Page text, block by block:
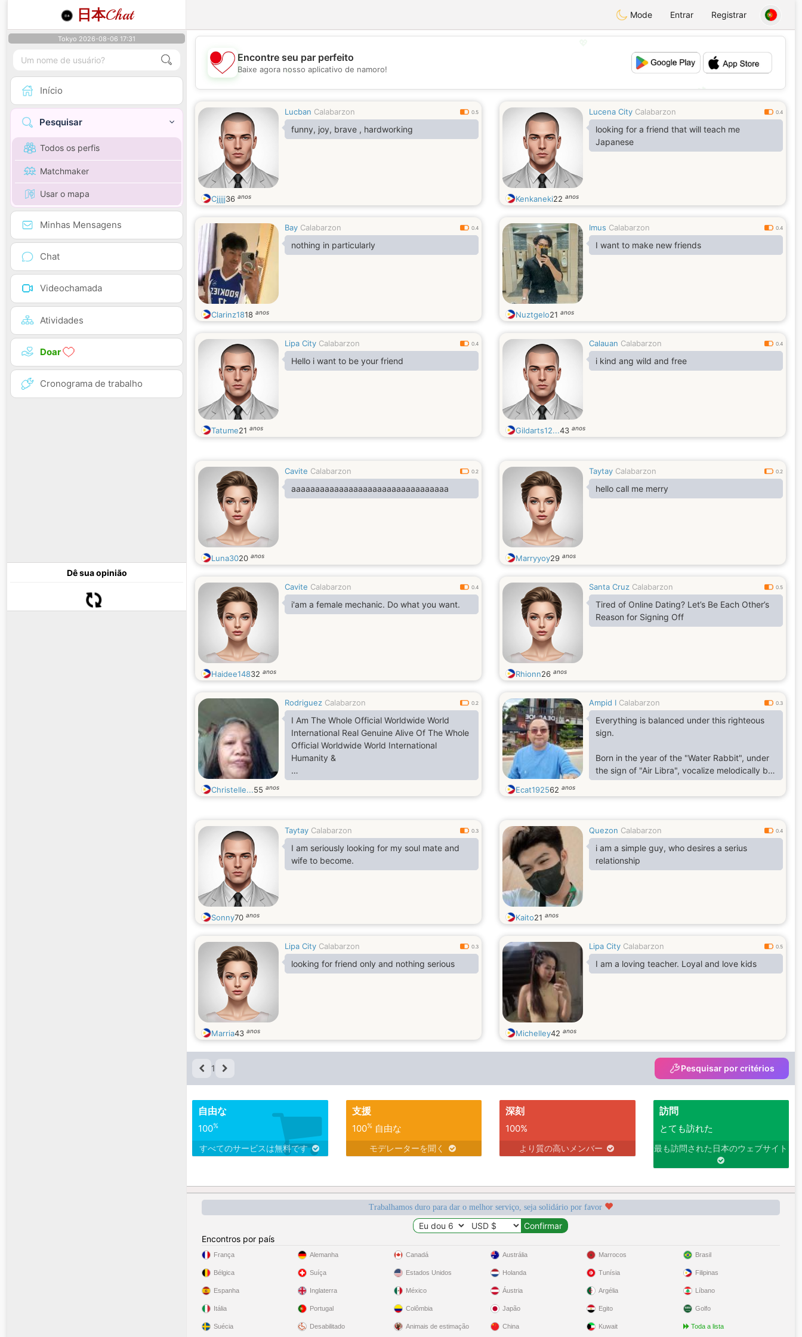
日本Chat Mode Entrar Registrar
Tokyo 2026-08-06 17:31
Início
Pesquisar
Todos os perfis
Matchmaker
Usar o mapa
Minhas Mensagens
Chat
Videochamada
Atividades
Doar
Cronograma de trabalho
Dê sua opinião
💖
💕
Encontre seu par perfeito
Baixe agora nosso aplicativo de namoro!
Lucban Calabarzon 0.5
funny, joy, brave , hardworking
Cjjjjj36 anos
Lucena City Calabarzon 0.4
looking for a friend that will teach me
Japanese
Kenkaneki22 anos
Bay Calabarzon 0.4
nothing in particularly
Clarinz1818 anos
Imus Calabarzon 0.4
I want to make new friends
Nuztgelo21 anos
Lipa City Calabarzon 0.4
Hello i want to be your friend
Tatume21 anos
Calauan Calabarzon 0.4
i kind ang wild and free
Gildarts12...43 anos
Cavite Calabarzon 0.2
aaaaaaaaaaaaaaaaaaaaaaaaaaaaaaaaa
Luna3020 anos
Taytay Calabarzon 0.2
hello call me merry
Marryyoy29 anos
Cavite Calabarzon 0.4
i'am a female mechanic. Do what you want.
Haidee14832 anos
Santa Cruz Calabarzon 0.5
Tired of Online Dating? Let’s Be Each Other’s
Reason for Signing Off
Rhionn26 anos
Rodriguez Calabarzon 0.2
I Am The Whole Official Worldwide World
International Real Genuine Alive Of The Whole
Official Worldwide World International
Humanity &
I Am From The Philippines. My Facebook
My Watsapp Messenger Account is.
+639091196655, So See You Then For I Am
Divorced At Switzerland Europe Really
Christelle...55 anos
Ampid I Calabarzon 0.3
Everything is balanced under this righteous
sign.
Born in the year of the "Water Rabbit", under
the sign of "Air Libra", vocalize melodically by
Green Day's "When September Ends".
Ecat192562 anos
Taytay Calabarzon 0.3
I am seriously looking for my soul mate and
wife to become.
Sonny70 anos
Quezon Calabarzon 0.4
i am a simple guy, who desires a serius
relationship
Kaito21 anos
Lipa City Calabarzon 0.3
looking for friend only and nothing serious
Marria43 anos
Lipa City Calabarzon 0.5
I am a loving teacher. Loyal and love kids
Michelley42 anos
1 Pesquisar por critérios
自由な
100%
すべてのサービスは無料です
支援
100%自由な
モデレーターを聞く
深刻
100%
より質の高いメンバー
訪問
とても訪れた
最も訪問された日本のウェブサイト
Trabalhamos duro para dar o melhor serviço, seja solidário por favor
Encontros por país
França
Bélgica
Espanha
Itália
Suécia
Alemanha
Suíça
Inglaterra
Portugal
Desabilitado
Canadá
Estados Unidos
México
Colômbia
Animais de estimação
Austrália
Holanda
Áustria
Japão
China
Marrocos
Tunísia
Argélia
Egito
Kuwait
Brasil
Filipinas
Líbano
Golfo
Toda a lista